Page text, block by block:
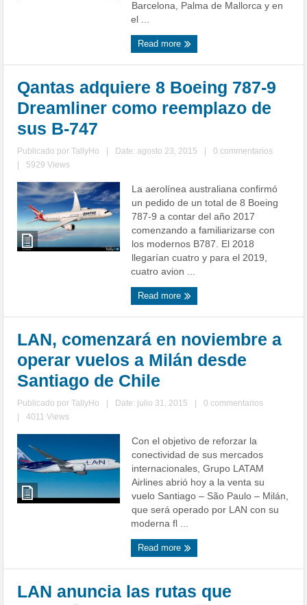
Barcelona, Palma de Mallorca y en
el ...
Read more
Qantas adquiere 8 Boeing 787-9
Dreamliner como reemplazo de
sus B-747
Publicado porTallyHo Date: agosto 23, 2015
0 commentarios
5929 Views
La aerolínea australiana confirmó
un pedido de un total de 8 Boeing
787-9 a contar del año 2017
comenzando a familiarizarse con
los modernos B787. El 2018
llegarían cuatro y para el 2019,
cuatro avion ...
Read more
LAN, comenzará en noviembre a
operar vuelos a Milán desde
Santiago de Chile
Publicado porTallyHo Date: julio 31, 2015
0 commentarios
4011 Views
Con el objetivo de reforzar la
conectividad de sus mercados
internacionales, Grupo LATAM
Airlines abrió hoy a la venta su
vuelo Santiago – São Paulo – Milán,
que será operado por LAN con su
moderna fl ...
Read more
LAN anuncia las rutas que